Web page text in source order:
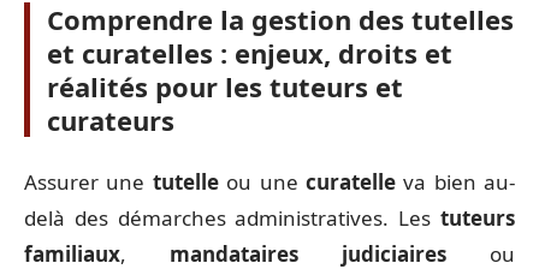
Comprendre la gestion des tutelles
et curatelles : enjeux, droits et
réalités pour les tuteurs et
curateurs
Assurer une tutelleou une curatelleva bien au-
delà des démarches administratives. Les tuteurs
familiaux, mandataires judiciaires ou